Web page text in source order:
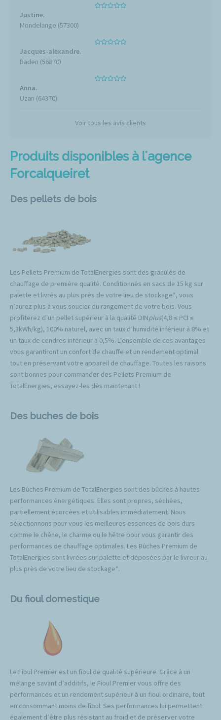
Produits disponibles à l'agence
Forcalqueiret
Des pellets de bois
Les Pellets Premium de TotalEnergies sont des granulés de
chauffage de première qualité. Conditionnés en sacs de 15 kg sur
palette et livrés au plus près de votre lieu de stockage*, vous
n’aurez plus à vous soucier du rangement de votre bois. Vous
profiterez d’un pellet supérieur à la qualité DINplus(4,8 ≤ PCI ≤
5,3kWh/kg), 100% naturel, avec un taux d’humidité inférieur à 8% et
un taux de cendres inférieur à 0,5%. L’ensemble de ces avantages
vous garantiront un confort de chauffe et un rendement optimal
tout en préservant votre appareil de chauffage. Toutes les raisons
sont bonnes pour commander des Pellets Premium de
TotalEnergies, essayez-les dès maintenant !
Des buches de bois
Les Bûches Premium de TotalEnergies sont des bûches à hautes
performances énergétiques. Elles sont propres, séchées,
partiellement écorcées et utilisables immédiatement. Nous
sélectionnons pour vous les meilleures essences de bois durs
comme le chêne, le charme ou le hêtre pour vous garantir des
performances de chauffage optimales. Les Bûches Premium de
TotalEnergies sont livrées sur palette et déposées par le livreur au
plus près de votre lieu de stockage*.
Du fioul domestique
Le Fioul Premier est un fioul de qualité supérieure. Grâce à un
mélange savant d’additifs, le Fioul Premier vous offre des
performances et un rendement supérieur à un fioul ordinaire, tout
en consommant moins de fioul. Ses performances lui permettent
également d’être plus résistant au froid et de préserver votre
Justine.
Mondelange (57300)
Jacques-alexandre.
Baden (56870)
Anna.
Uzan (64370)
Voir tous les avis clients